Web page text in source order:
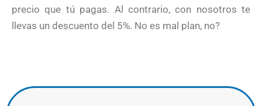
precio que tú pagas. Al contrario, con nosotros te
llevas un descuento del 5%. No es mal plan, no?